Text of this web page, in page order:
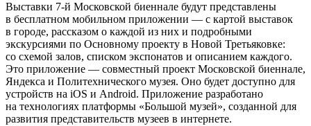
Выставки 7-й Московской биеннале будут представлены
в бесплатном мобильном приложении — с картой выставок
в городе, рассказом о каждой из них и подробными
экскурсиями по Основному проекту в Новой Третьяковке:
со схемой залов, списком экспонатов и описанием каждого.
Это приложение — совместный проект Московской биеннале,
Яндекса и Политехнического музея. Оно будет доступно для
устройств на iOS и Android. Приложение разработано
на технологиях платформы «Большой музей», созданной для
развития представительств музеев в интернете.